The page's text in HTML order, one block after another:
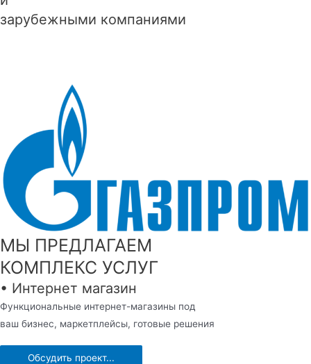
зарубежными компаниями
МЫ ПРЕДЛАГАЕМ
КОМПЛЕКС УСЛУГ
• Интернет магазин
Функциональные интернет-магазины под
ваш бизнес, маркетплейсы, готовые решения
Обсудить проект...